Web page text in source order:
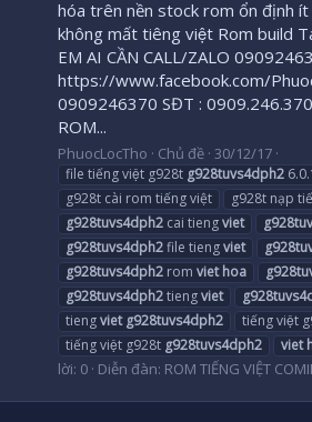
hóa trên nền stock rom ổn định
không mất tiêng việt Rom build
EM AI CẦN CALL/ZALO
https://www.facebook.com/
0909246370 SĐT : 0909.246.370
ROM...
PhuocLocTho Chủ đề 30/12/17
file tiếng việt g928t g928tuvs4dph2
g928t cài rom tiếng việt
g928t nạp
g928tuvs4dph2 cai tiengviet
g928tuvs4dph2file tiengviet
g928tuvs4dph2 rom viet hoa
g928tuvs4dph2tiengviet
tiengviet g928tuvs4dph2
tiếng việt
tiếng việt g928t g928tuvs4dph2 viet
lời: 0 Diễn đàn: ROM TIẾNG VIỆT